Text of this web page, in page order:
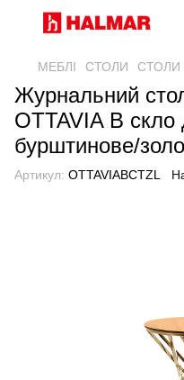
МЕБЛІ СТОЛИ СТОЛИ
Журнальний
OTTAVIA B скло
бурштинове/
Артикул: OTTAVIABCTZL